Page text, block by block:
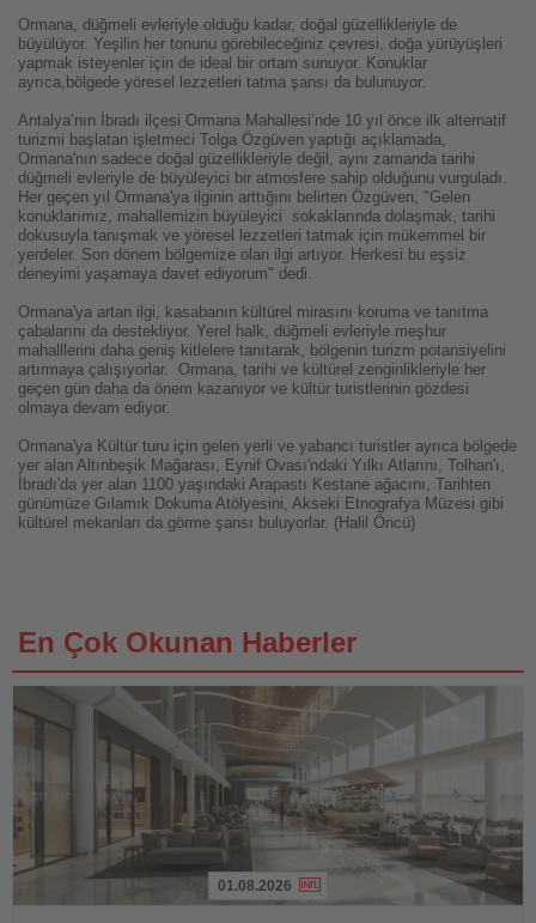
Ormana, düğmeli evleriyle olduğu kadar, doğal güzellikleriyle de
büyülüyor. Yeşilin her tonunu görebileceğiniz çevresi, doğa yürüyüşleri
yapmak isteyenler için de ideal bir ortam sunuyor. Konuklar
ayrıca,bölgede yöresel lezzetleri tatma şansı da bulunuyor.
Antalya’nın İbradı ilçesi Ormana Mahallesi’nde 10 yıl önce ilk alternatif
turizmi başlatan işletmeci Tolga Özgüven yaptığı açıklamada,
Ormana'nın sadece doğal güzellikleriyle değil, aynı zamanda tarihi
düğmeli evleriyle de büyüleyici bir atmosfere sahip olduğunu vurguladı.
Her geçen yıl Ormana'ya ilginin arttığını belirten Özgüven, "Gelen
konuklarımız, mahallemizin büyüleyici sokaklarında dolaşmak, tarihi
dokusuyla tanışmak ve yöresel lezzetleri tatmak için mükemmel bir
yerdeler. Son dönem bölgemize olan ilgi artıyor. Herkesi bu eşsiz
deneyimi yaşamaya davet ediyorum" dedi.
Ormana'ya artan ilgi, kasabanın kültürel mirasını koruma ve tanıtma
çabalarını da destekliyor. Yerel halk, düğmeli evleriyle meşhur
mahalllerini daha geniş kitlelere tanıtarak, bölgenin turizm potansiyelini
artırmaya çalışıyorlar. Ormana, tarihi ve kültürel zenginlikleriyle her
geçen gün daha da önem kazanıyor ve kültür turistlerinin gözdesi
olmaya devam ediyor.
Ormana'ya Kültür turu için gelen yerli ve yabancı turistler ayrıca bölgede
yer alan Altınbeşik Mağarası, Eynif Ovası'ndaki Yılkı Atlarını, Tolhan'ı,
İbradı'da yer alan 1100 yaşındaki Arapastı Kestane ağacını, Tarihten
günümüze Gılamık Dokuma Atölyesini, Akseki Etnografya Müzesi gibi
kültürel mekanları da görme şansı buluyorlar. (Halil Öncü)
En Çok Okunan Haberler
01.08.2026